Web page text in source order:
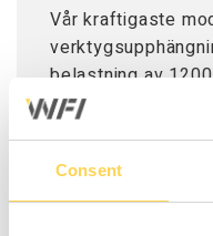
Consent
Vår kraftigaste
belastning av
utdragbara för att
dubbelsidiga